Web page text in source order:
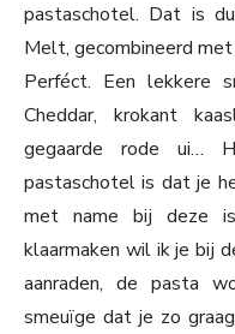
pastaschotel. Dat is
Melt, gecombineerd
Perféct. Een lekkere
Cheddar, krokant
gegaarde rode ui…
pastaschotel is dat je
met name bij deze
klaarmaken wil ik je bij
aanraden, de pasta
smeuïge dat je zo